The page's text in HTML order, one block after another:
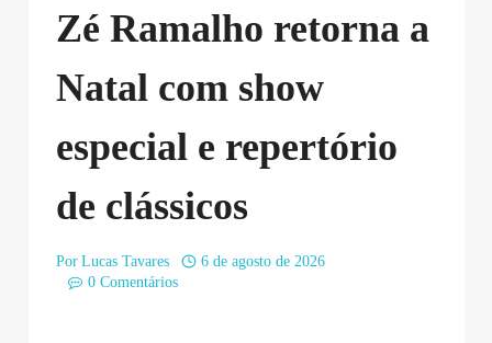
Zé Ramalho retorna a
Natal com show
especial e repertório
de clássicos
Por Lucas Tavares
6 de agosto de 2026
0 Comentários